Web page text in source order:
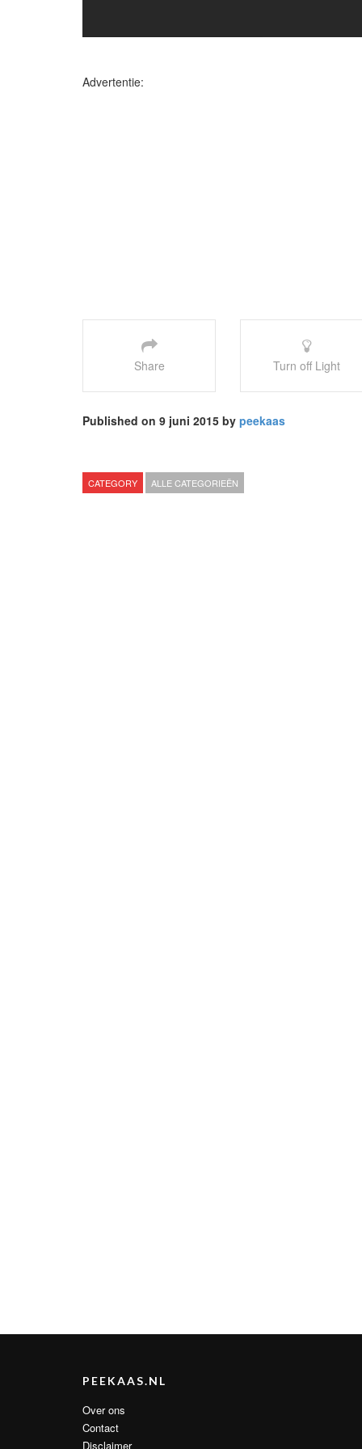
Advertentie:
Share Turn off Light
Published on 9 juni 2015 by peekaas
CATEGORY ALLE CATEGORIEËN
PEEKAAS.NL
Over ons
Contact
Disclaimer